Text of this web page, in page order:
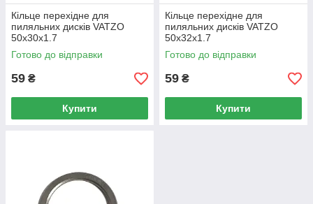
Кільце перехідне для
пиляльних дисків VATZO
50x30x1.7
Готово до відправки
59 ₴
Купити
Кільце перехідне для
пиляльних дисків VATZO
50x32x1.7
Готово до відправки
59 ₴
Купити